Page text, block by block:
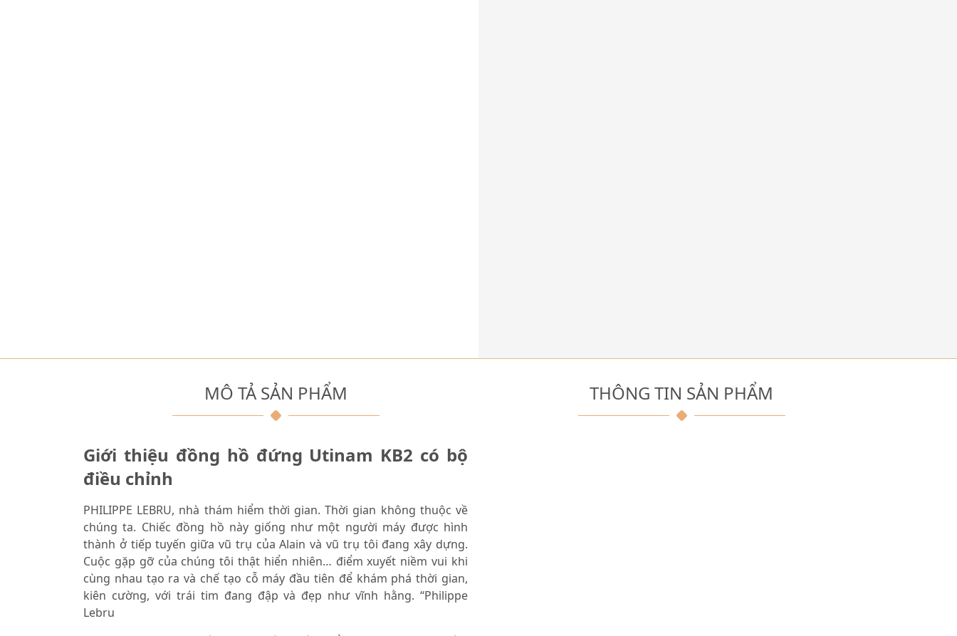
MÔ TẢ SẢN PHẨM
Giới thiệu đồng hồ đứng Utinam KB2 có bộ
điều chỉnh
PHILIPPE LEBRU, nhà thám hiểm thời gian. Thời gian không thuộc về
chúng ta. Chiếc đồng hồ này giống như một người máy được hình
thành ở tiếp tuyến giữa vũ trụ của Alain và vũ trụ tôi đang xây dựng.
Cuộc gặp gỡ của chúng tôi thật hiển nhiên… điểm xuyết niềm vui khi
cùng nhau tạo ra và chế tạo cỗ máy đầu tiên để khám phá thời gian,
kiên cường, với trái tim đang đập và đẹp như vĩnh hằng. “Philippe
Lebru
THÔNG TIN SẢN PHẨM